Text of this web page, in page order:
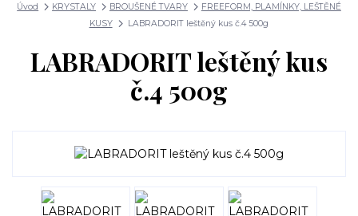
Úvod KRYSTALY BROUŠENÉ TVARY
FREEFORM, PLAMÍNKY, LEŠTĚNÉ
KUSY
LABRADORIT leštěný kus č.4 500g
LABRADORIT leštěný kus
č.4 500g